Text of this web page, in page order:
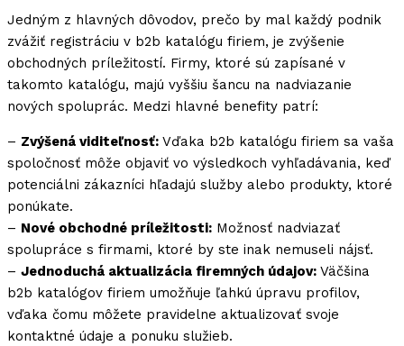
Jedným z hlavných dôvodov, prečo by mal každý podnik
zvážiť registráciu v b2b katalógu firiem, je zvýšenie
obchodných príležitostí. Firmy, ktoré sú zapísané v
takomto katalógu, majú vyššiu šancu na nadviazanie
nových spoluprác. Medzi hlavné benefity patrí:
– Zvýšená viditeľnosť: Vďaka b2b katalógu firiem sa vaša
spoločnosť môže objaviť vo výsledkoch vyhľadávania, keď
potenciálni zákazníci hľadajú služby alebo produkty, ktoré
ponúkate.
– Nové obchodné príležitosti: Možnosť nadviazať
spolupráce s firmami, ktoré by ste inak nemuseli nájsť.
– Jednoduchá aktualizácia firemných údajov: Väčšina
b2b katalógov firiem umožňuje ľahkú úpravu profilov,
vďaka čomu môžete pravidelne aktualizovať svoje
kontaktné údaje a ponuku služieb.